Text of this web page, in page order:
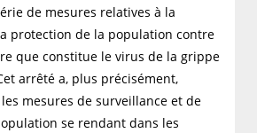
de mesures relatives à la
protection de la population contre
que constitue le virus de la grippe
arrêté a, plus précisément,
mesures de surveillance et de
se rendant dans les